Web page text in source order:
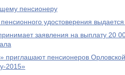
пенсионеру
удостоверения выдается
заявления на выплату 20
приглашают пенсионеров Орловской
2015»